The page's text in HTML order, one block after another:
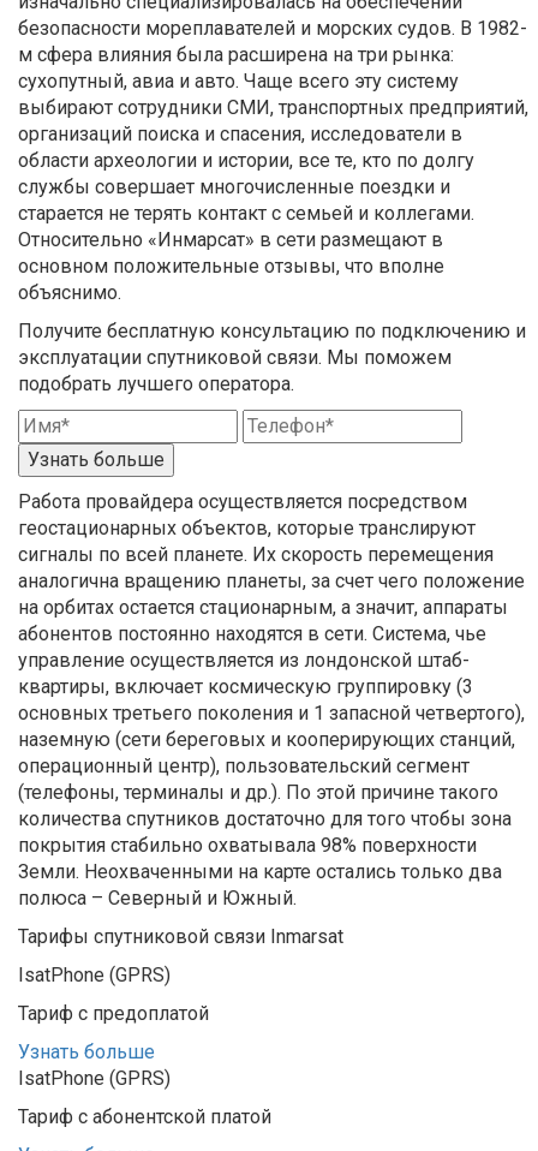
безопасности мореплавателей и морских судов. В 1982-
м сфера влияния была расширена на три рынка:
сухопутный, авиа и авто. Чаще всего эту систему
выбирают сотрудники СМИ, транспортных предприятий,
организаций поиска и спасения, исследователи в
области археологии и истории, все те, кто по долгу
службы совершает многочисленные поездки и
старается не терять контакт с семьей и коллегами.
Относительно «Инмарсат» в сети размещают в
основном положительные отзывы, что вполне
объяснимо.
Получите бесплатную консультацию по подключению и
эксплуатации спутниковой связи. Мы поможем
подобрать лучшего оператора.
Узнать больше
Работа провайдера осуществляется посредством
геостационарных объектов, которые транслируют
сигналы по всей планете. Их скорость перемещения
аналогична вращению планеты, за счет чего положение
на орбитах остается стационарным, а значит, аппараты
абонентов постоянно находятся в сети. Система, чье
управление осуществляется из лондонской штаб-
квартиры, включает космическую группировку (3
основных третьего поколения и 1 запасной четвертого),
наземную (сети береговых и кооперирующих станций,
операционный центр), пользовательский сегмент
(телефоны, терминалы и др.). По этой причине такого
количества спутников достаточно для того чтобы зона
покрытия стабильно охватывала 98% поверхности
Земли. Неохваченными на карте остались только два
полюса – Северный и Южный.
Тарифы спутниковой связи Inmarsat
IsatPhone (GPRS)
Тариф с предоплатой
Узнать больше
IsatPhone (GPRS)
Тариф с абонентской платой